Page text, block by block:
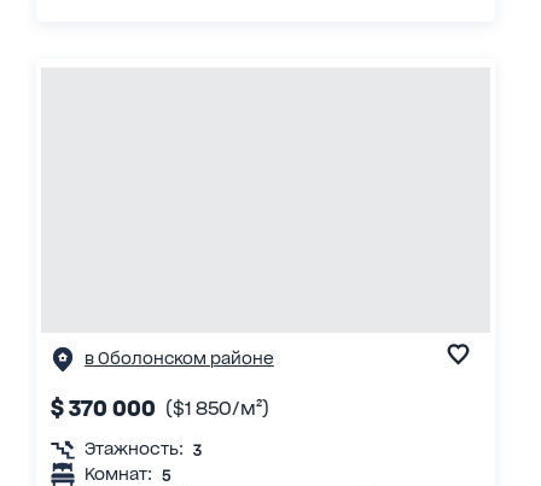
в Оболонском районе
$ 370 000 ($1 850/м²)
Этажность: 3
Комнат: 5